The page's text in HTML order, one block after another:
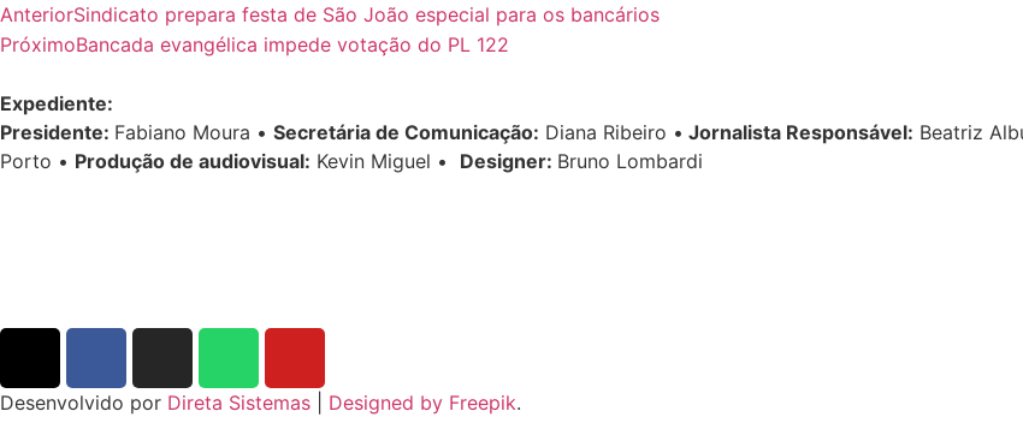
AnteriorSindicato prepara festa de São João especial para os bancários
PróximoBancada evangélica impede votação do PL 122
Expediente:
Presidente: Fabiano Moura • Secretária de Comunicação: Diana Ribeiro • Jornalista Responsável: Beatriz
Porto • Produção de audiovisual: Kevin Miguel • Designer: Bruno Lombardi
Desenvolvido por Direta Sistemas Designed by Freepik.